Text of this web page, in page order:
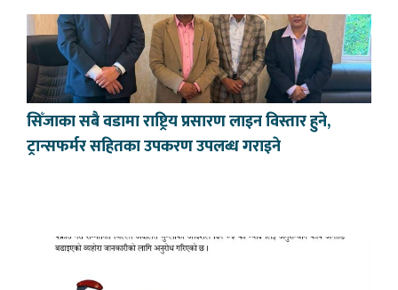
सिँजाका सबै वडामा राष्ट्रिय प्रसारण लाइन विस्तार हुने,
ट्रान्सफर्मर सहितका उपकरण उपलब्ध गराइने